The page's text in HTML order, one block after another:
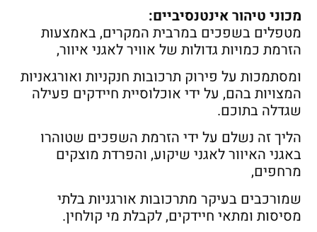
מכוני טיהור אינטנסיביים:
מטפלים בשפכים במרבית המקרים, באמצעות
הזרמת כמויות גדולות של אוויר לאגני איוור,
ומסתמכות על פירוק תרכובות חנקניות ואורגאניות
המצויות בהם, על ידי אוכלוסיית חיידקים פעילה
שגדלה בתוכם.
הליך זה נשלם על ידי הזרמת השפכים שטוהרו
באגני האיוור לאגני שיקוע, והפרדת מוצקים
מרחפים,
שמורכבים בעיקר מתרכובות אורגניות בלתי
מסיסות ומתאי חיידקים, לקבלת מי קולחין.